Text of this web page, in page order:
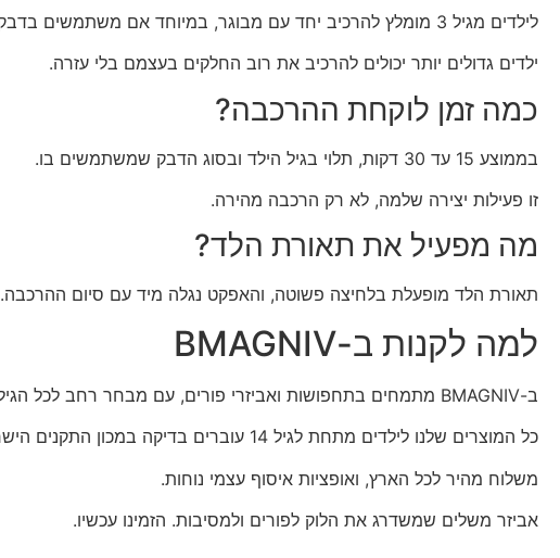
לילדים מגיל 3 מומלץ להרכיב יחד עם מבוגר, במיוחד אם משתמשים בדבק חם.
ילדים גדולים יותר יכולים להרכיב את רוב החלקים בעצמם בלי עזרה.
כמה זמן לוקחת ההרכבה?
בממוצע 15 עד 30 דקות, תלוי בגיל הילד ובסוג הדבק שמשתמשים בו.
זו פעילות יצירה שלמה, לא רק הרכבה מהירה.
מה מפעיל את תאורת הלד?
תאורת הלד מופעלת בלחיצה פשוטה, והאפקט נגלה מיד עם סיום ההרכבה.
למה לקנות ב-BMAGNIV
ב-BMAGNIV מתמחים בתחפושות ואביזרי פורים, עם מבחר רחב לכל הגילים וכל הסגנונות.
כל המוצרים שלנו לילדים מתחת לגיל 14 עוברים בדיקה במכון התקנים הישראלי, אז אתם יכולים להיות רגועים.
משלוח מהיר לכל הארץ, ואופציות איסוף עצמי נוחות.
אביזר משלים שמשדרג את הלוק לפורים ולמסיבות. הזמינו עכשיו.